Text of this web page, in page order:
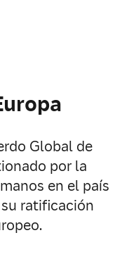
Global de
por la
en el país
ratificación